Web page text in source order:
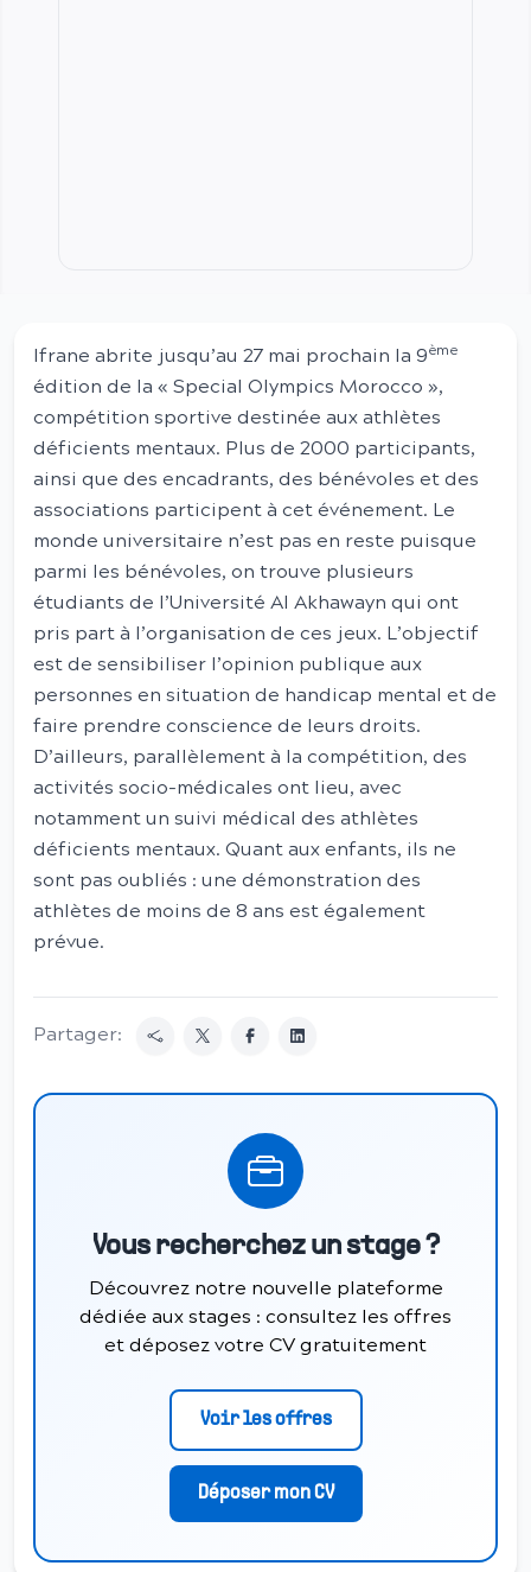
Ifrane abrite jusqu’au 27 mai prochain la 9ème
édition de la « Special Olympics Morocco »,
compétition sportive destinée aux athlètes
déficients mentaux. Plus de 2000 participants,
ainsi que des encadrants, des bénévoles et des
associations participent à cet événement. Le
monde universitaire n’est pas en reste puisque
parmi les bénévoles, on trouve plusieurs
étudiants de l’Université Al Akhawayn qui ont
pris part à l’organisation de ces jeux. L’objectif
est de sensibiliser l’opinion publique aux
personnes en situation de handicap mental et de
faire prendre conscience de leurs droits.
D’ailleurs, parallèlement à la compétition, des
activités socio-médicales ont lieu, avec
notamment un suivi médical des athlètes
déficients mentaux. Quant aux enfants, ils ne
sont pas oubliés : une démonstration des
athlètes de moins de 8 ans est également
prévue.
Partager:
Vous recherchez un stage ?
Découvrez notre nouvelle plateforme
dédiée aux stages : consultez les offres
et déposez votre CV gratuitement
Voir les offres
Déposer mon CV